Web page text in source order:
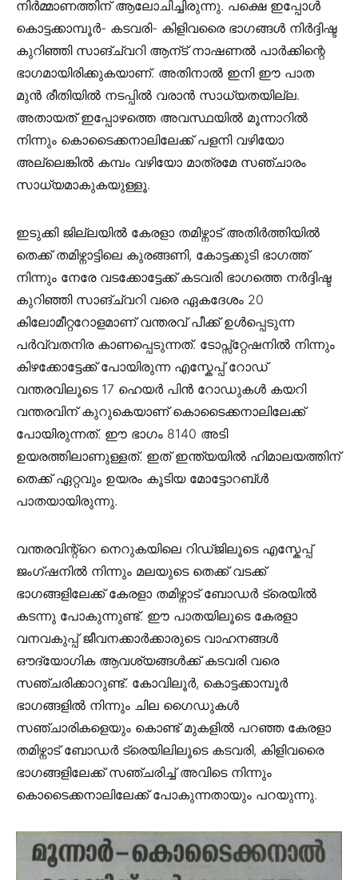
നിർമ്മാണത്തിന് ആലോചിച്ചിരുന്നു. പക്ഷെ ഇപ്പോൾ
കൊട്ടക്കാമ്പൂർ- കടവരി- കിളിവരൈ ഭാഗങ്ങൾ നിർദ്ദിഷ്ട
കുറിഞ്ഞി സാങ്ച്വറി ആന്ട് നാഷണൽ പാർക്കിന്റെ
ഭാഗമായിരിക്കുകയാണ്. അതിനാൽ ഇനി ഈ പാത
മുൻ രീതിയിൽ നടപ്പിൽ വരാൻ സാധ്യതയില്ല.
അതായത് ഇപ്പോഴത്തെ അവസ്ഥയിൽ മൂന്നാറിൽ
നിന്നും കൊടൈക്കനാലിലേക്ക് പളനി വഴിയോ
അല്ലെങ്കിൽ കമ്പം വഴിയോ മാത്രമേ സഞ്ചാരം
സാധ്യമാകുകയുള്ളൂ.
ഇടുക്കി ജില്ലയിൽ കേരളാ തമിഴ്നാട് അതിർത്തിയിൽ
തെക്ക് തമിഴ്നാട്ടിലെ കുരങ്ങണി, കോട്ടക്കുടി ഭാഗത്ത്
നിന്നും നേരേ വടക്കോട്ടേക്ക് കടവരി ഭാഗത്തെ നർദ്ദിഷ്ട
കുറിഞ്ഞി സാങ്ച്വറി വരെ ഏകദേശം 20
കിലോമീറ്ററോളമാണ് വന്തരവ് പീക്ക് ഉൾപ്പെടുന്ന
പർവ്വതനിര കാണപ്പെടുന്നത്. ടോപ്സ്റ്റേഷനിൽ നിന്നും
കിഴക്കോട്ടേക്ക് പോയിരുന്ന എസ്കേപ്പ് റോഡ്
വന്തരവിലൂടെ 17 ഹെയർ പിൻ റോഡുകൾ കയറി
വന്തരവിന് കുറുകെയാണ് കൊടൈക്കനാലിലേക്ക്
പോയിരുന്നത്. ഈ ഭാഗം 8140 അടി
ഉയരത്തിലാണുള്ളത്. ഇത് ഇന്ത്യയിൽ ഹിമാലയത്തിന്
തെക്ക് ഏറ്റവും ഉയരം കൂടിയ മോട്ടോറബ്ൾ
പാതയായിരുന്നു.
വന്തരവിന്റ്റെ നെറുകയിലെ റിഡ്ജിലൂടെ എസ്കേപ്പ്
ജംഗ്ഷനിൽ നിന്നും മലയുടെ തെക്ക് വടക്ക്
ഭാഗങ്ങളിലേക്ക് കേരളാ തമിഴ്നാട് ബോഡർ ട്രെയിൽ
കടന്നു പോകുന്നുണ്ട്. ഈ പാതയിലൂടെ കേരളാ
വനവകുപ്പ് ജീവനക്കാർക്കാരുടെ വാഹനങ്ങൾ
ഔദ്യോഗിക ആവശ്യങ്ങൾക്ക് കടവരി വരെ
സഞ്ചരിക്കാറുണ്ട്. കോവിലൂർ, കൊട്ടക്കാമ്പൂർ
ഭാഗങ്ങളിൽ നിന്നും ചില ഗൈഡുകൾ
സഞ്ചാരികളെയും കൊണ്ട് മുകളിൽ പറഞ്ഞ കേരളാ
തമിഴ്നാട് ബോഡർ ട്രെയിലിലൂടെ കടവരി, കിളിവരൈ
ഭാഗങ്ങളിലേക്ക് സഞ്ചരിച്ച് അവിടെ നിന്നും
കൊടൈക്കനാലിലേക്ക് പോകുന്നതായും പറയുന്നു.